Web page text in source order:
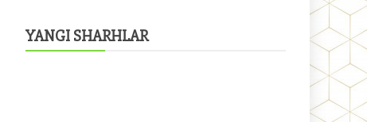
YANGI SHARHLAR